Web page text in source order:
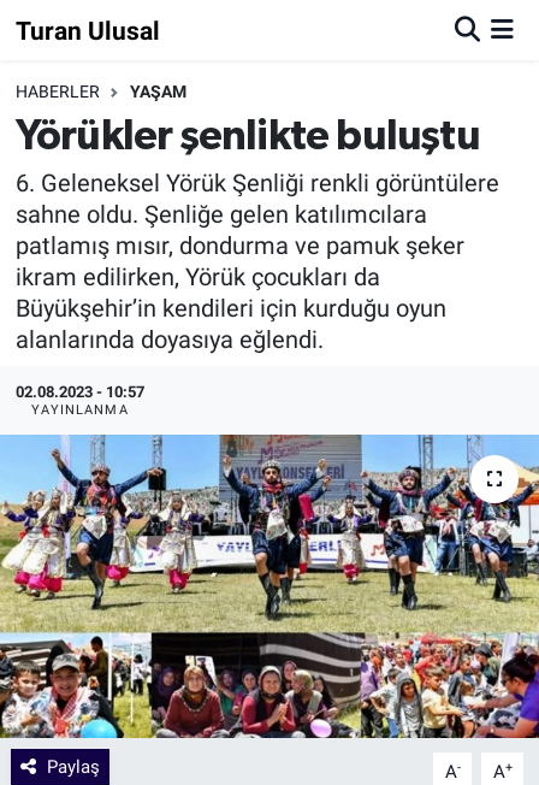
Turan Ulusal
HABERLER YAŞAM
Yörükler şenlikte buluştu
6. Geleneksel Yörük Şenliği renkli görüntülere
sahne oldu. Şenliğe gelen katılımcılara
patlamış mısır, dondurma ve pamuk şeker
ikram edilirken, Yörük çocukları da
Büyükşehir’in kendileri için kurduğu oyun
alanlarında doyasıya eğlendi.
02.08.2023 - 10:57
YAYINLANMA
Paylaş A- A+